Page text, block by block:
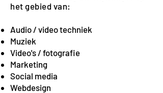
het gebied van:
Audio / video techniek
Muziek
Video's / fotografie
Marketing
Social media
Webdesign